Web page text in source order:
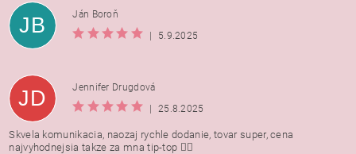
JB
Ján Boroň
|
5.9.2025
JD
Jennifer Drugdová
|
25.8.2025
Skvela komunikacia, naozaj rychle dodanie, tovar super, cena
najvyhodnejsia takze za mna tip-top 👍🏻